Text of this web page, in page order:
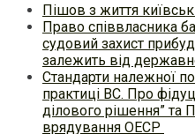
Пішов з життя
Право співвласника
судовий захист
залежить від
Стандарти належної
практиці ВC. Про
ділового рішення” та
врядування ОЕСР